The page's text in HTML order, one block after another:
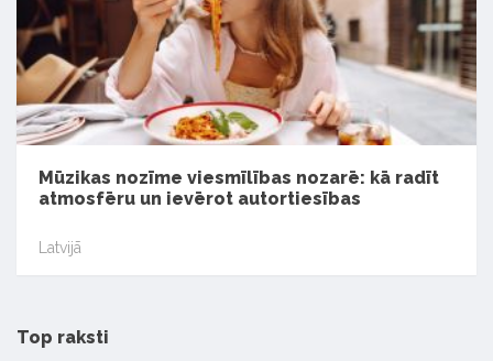
Mūzikas nozīme viesmīlības nozarē: kā radīt
atmosfēru un ievērot autortiesības
Latvijā
Top raksti